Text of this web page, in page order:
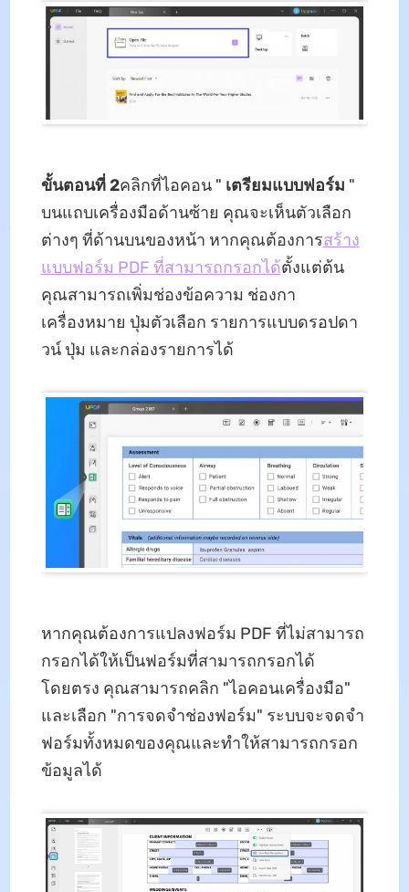
ขั้นตอนที่ 2คลิกที่ไอคอน " เตรียมแบบฟอร์ม "
บนแถบเครื่องมือด้านซ้าย คุณจะเห็นตัวเลือก
ต่างๆ ที่ด้านบนของหน้า หากคุณต้องการสร้าง
แบบฟอร์ม PDF ที่สามารถกรอกได้ตั้งแต่ต้น
คุณสามารถเพิ่มช่องข้อความ ช่องกา
เครื่องหมาย ปุ่มตัวเลือก รายการแบบดรอปดา
วน์ ปุ่ม และกล่องรายการได้
หากคุณต้องการแปลงฟอร์ม PDF ที่ไม่สามารถ
กรอกได้ให้เป็นฟอร์มที่สามารถกรอกได้
โดยตรง คุณสามารถคลิก "ไอคอนเครื่องมือ"
และเลือก "การจดจำช่องฟอร์ม" ระบบจะจดจำ
ฟอร์มทั้งหมดของคุณและทำให้สามารถกรอก
ข้อมูลได้